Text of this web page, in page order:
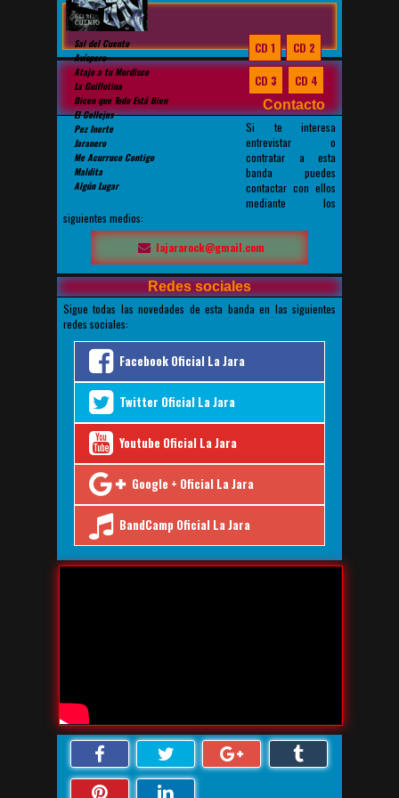
Sal del Cuento
Avíspero
Atajo a tu Mordisco
La Guillotina
Dicen que Todo Está Bien
El Collejas
Pez Inerte
Jaranero
Me Acurruco Contigo
Maldita
Algún Lugar
CD 1 CD 2
CD 3
CD 4
Contacto
Si te interesa
entrevistar o
contratar a esta
banda puedes
contactar con ellos
mediante los
siguientes medios:
lajararock@gmail.com
Redes sociales
Sigue todas las novedades de esta banda en las siguientes
redes sociales:
Facebook Oficial La Jara
Twitter Oficial La Jara
Youtube Oficial La Jara
Google + Oficial La Jara
BandCamp Oficial La Jara